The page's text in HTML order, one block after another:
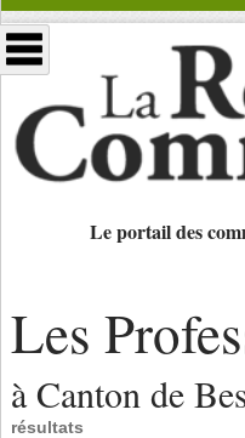
Le portail des
Les
à Canton de
résultats